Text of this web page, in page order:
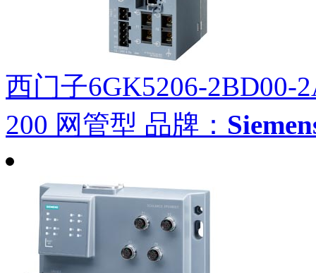
西门子6GK5206-2BD00-
200 网管型 品牌：